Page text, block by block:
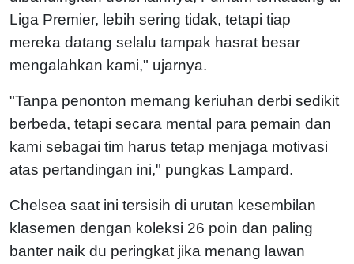
Liga Premier, lebih sering tidak, tetapi tiap
mereka datang selalu tampak hasrat besar
mengalahkan kami," ujarnya.
"Tanpa penonton memang keriuhan derbi sedikit
berbeda, tetapi secara mental para pemain dan
kami sebagai tim harus tetap menjaga motivasi
atas pertandingan ini," pungkas Lampard.
Chelsea saat ini tersisih di urutan kesembilan
klasemen dengan koleksi 26 poin dan paling
banter naik du peringkat jika menang lawan